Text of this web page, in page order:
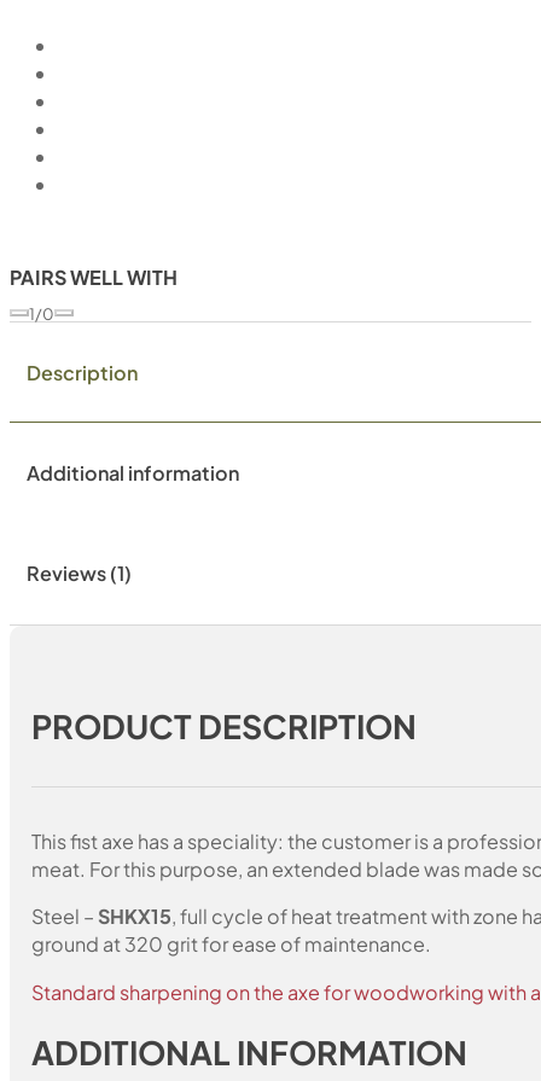
PAIRS WELL WITH
1/0
Description
Additional information
Reviews (1)
PRODUCT DESCRIPTION
This fist axe has a speciality: the customer is a
meat. For this purpose, an extended blade was made
Steel – SHKX15, full cycle of heat treatment with zone
ground at 320 grit for ease of maintenance.
Standard sharpening on the axe for woodworking
ADDITIONAL INFORMATION